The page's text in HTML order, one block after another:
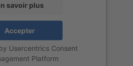
savoir plus
Accepter
Usercentrics Consent
Platform